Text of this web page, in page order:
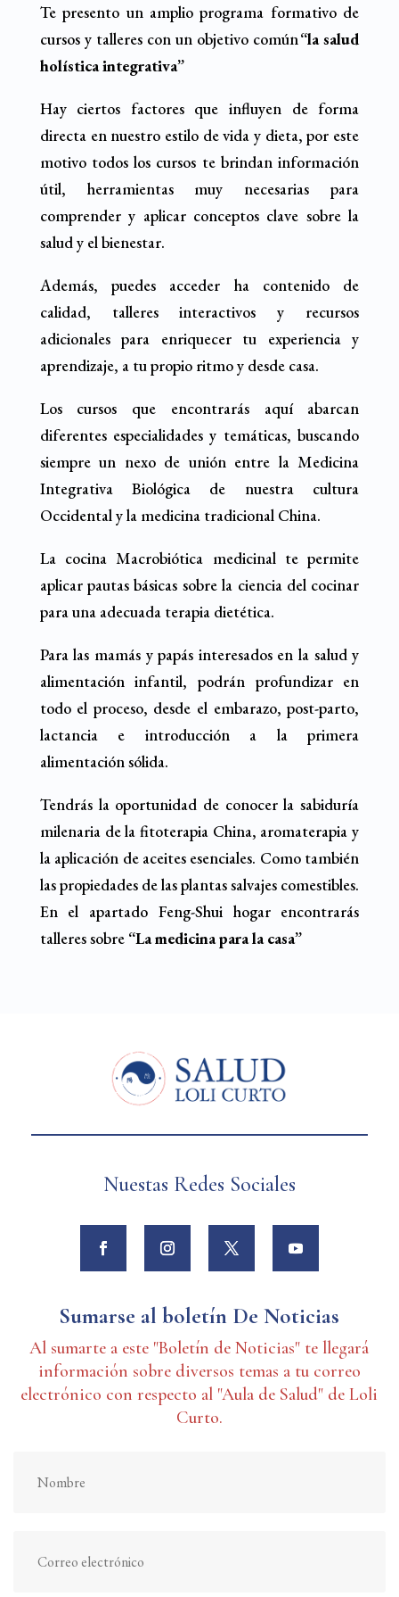
Te presento un amplio programa formativo de
cursos y talleres con un objetivo común“la salud
holística integrativa”
Hay ciertos factores que influyen de forma
directa en nuestro estilo de vida y dieta, por este
motivo todos los cursos te brindan información
útil, herramientas muy necesarias para
comprender y aplicar conceptos clave sobre la
salud y el bienestar.
Además, puedes acceder ha contenido de
calidad, talleres interactivos y recursos
adicionales para enriquecer tu experiencia y
aprendizaje, a tu propio ritmo y desde casa.
Los cursos que encontrarás aquí abarcan
diferentes especialidades y temáticas, buscando
siempre un nexo de unión entre la Medicina
Integrativa Biológica de nuestra cultura
Occidental y la medicina tradicional China.
La cocina Macrobiótica medicinal te permite
aplicar pautas básicas sobre la ciencia del cocinar
para una adecuada terapia dietética.
Para las mamás y papás interesados en la salud y
alimentación infantil, podrán profundizar en
todo el proceso, desde el embarazo, post-parto,
lactancia e introducción a la primera
alimentación sólida.
Tendrás la oportunidad de conocer la sabiduría
milenaria de la fitoterapia China, aromaterapia y
la aplicación de aceites esenciales. Como también
las propiedades de las plantas salvajes comestibles.
En el apartado Feng-Shui hogar encontrarás
talleres sobre “La medicina para la casa”
Nuestas Redes Sociales
Sumarse al boletín De Noticias
Al sumarte a este "Boletín de Noticias" te llegará
información sobre diversos temas a tu correo
electrónico con respecto al "Aula de Salud" de Loli
Curto.